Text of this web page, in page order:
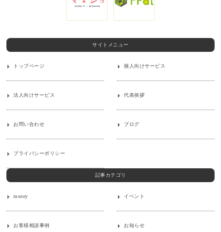
サイトメニュー
トップページ 個人向けサービス
法人向けサービス 代表挨拶
お問い合わせ ブログ
プライバシーポリシー
記事カテゴリ
money イベント
お客様相談事例 お知らせ